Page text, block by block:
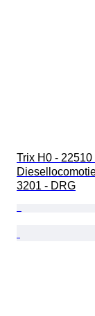
Trix H0 - 22510
3201 - DRG